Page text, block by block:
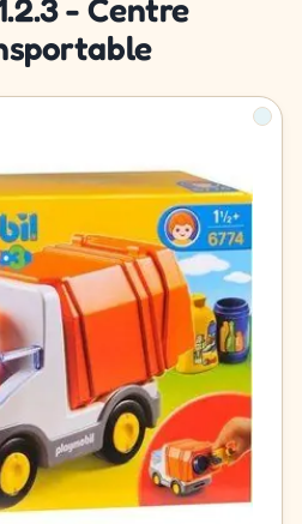
- Centre